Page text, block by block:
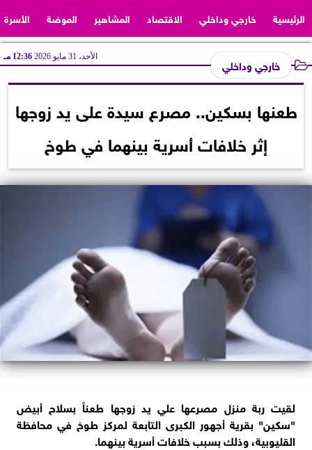
الرئيسية خارجي وداخلي الاقتصاد المشاهير الموضة الأسرة
خارجي وداخلي الأحد، 31 مايو 2026 12:36 مـ
طعنها بسكين.. مصرع سيدة على يد زوجها
إثر خلافات أسرية بينهما في طوخ
لقيت ربة منزل مصرعها علي يد زوجها طعناً بسلاح أبيض
"سكين" بقرية أجهور الكبرى التابعة لمركز طوخ في محافظة
القليوبية، وذلك بسبب خلافات أسرية بينهما.